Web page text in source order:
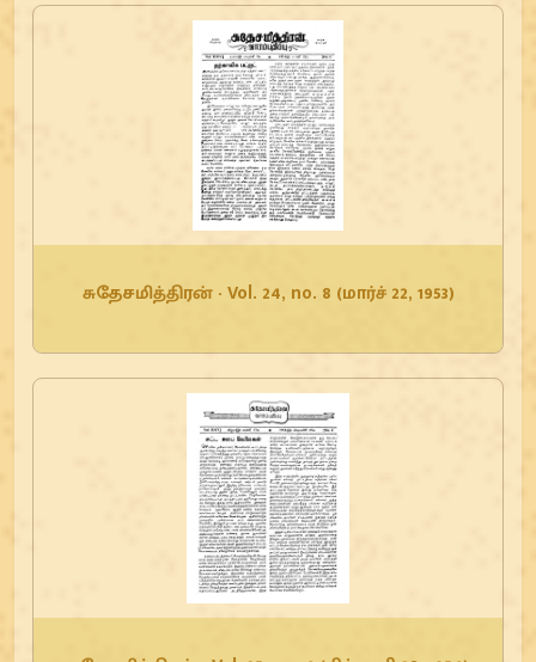
சுதேசமித்திரன் - Vol. 24, no. 8 (மார்ச் 22, 1953)